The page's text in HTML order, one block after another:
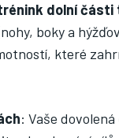
dolní části
boky a
které
: Vaše